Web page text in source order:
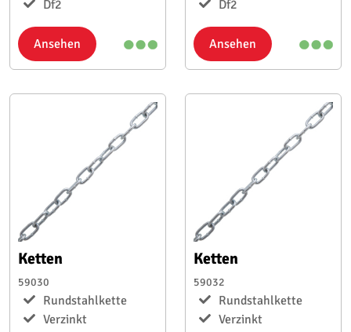
Df2
Ansehen
Df2
Ansehen
Ketten
59030
Rundstahlkette
Verzinkt
Ketten
59032
Rundstahlkette
Verzinkt